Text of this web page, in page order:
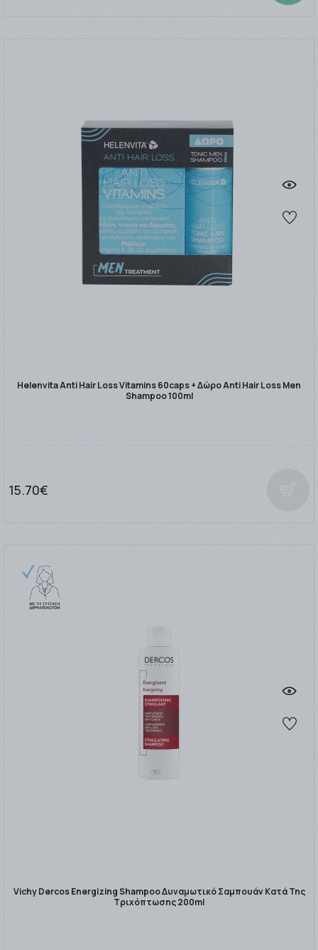
Helenvita Anti Hair Loss Vitamins 60caps + Δώρο Anti Hair Loss Men
Shampoo 100ml
15.70€
Vichy Dercos Energizing Shampoo Δυναμωτικό Σαμπουάν Κατά Της
Τριχόπτωσης 200ml